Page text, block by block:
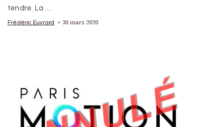
tendre. La …
Frédéric Euvrard 30 mars 2020